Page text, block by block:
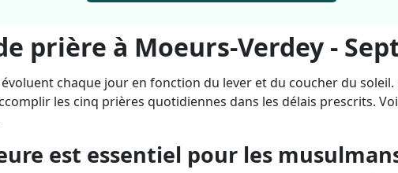
prière à Moeurs-Verdey -
chaque jour en fonction du lever et du coucher du
les cinq prières quotidiennes dans les délais prescrits.
est essentiel pour les